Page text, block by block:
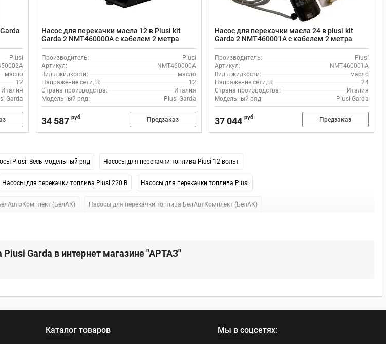
Piusi
масло
12
Италия
Garda
Насос для перекачки масла 12 в Piusi kit
Garda 2 NMT460000A с кабелем 2 метра
Производитель:
Piusi
Артикул:
NMT460000A
Виды жидкости:
масло
Напряжение сети, В:
12
Страна производства:
Италия
Модельный ряд:
Piusi Garda
34 587 руб Предзаказ
Насос для перекачки масла 24 в piusi kit
Garda 2 NMT460001A с кабелем 2 метра
Производитель:
Piusi
Артикул:
NMT460001A
Виды жидкости:
масло
Напряжение сети, В:
24
Страна производства:
Италия
Модельный ряд:
Piusi Garda
37 044 руб Предзаказ
Piusi: Весь модельный ряд Насосы для перекачки топлива Piusi 12 вольт
Насосы для перекачки топлива Piusi 220 В Насосы для перекачки топлива Piusi
(БелАК) Насосы для перекачки топлива БелАвтКомплект (БелАК)
Взрывозащищенные
Garda в интернет магазине "АРТАЗ"
Каталог товаров Мы в соцсетях: